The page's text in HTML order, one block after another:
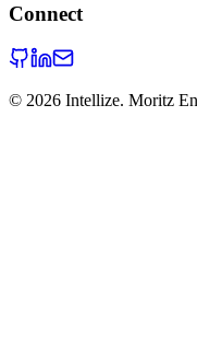
Connect
© 2026 Intellize. Moritz